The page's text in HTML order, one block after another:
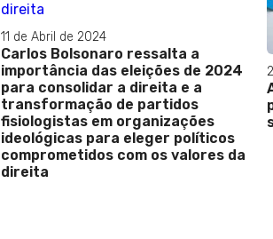
11 de Abril de 2024
Carlos Bolsonaro ressalta a
importância das eleições de 2024
para consolidar a direita e a
transformação de partidos
fisiologistas em organizações
ideológicas para eleger políticos
comprometidos com os valores da
direita